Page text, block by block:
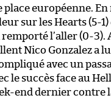
place européenne.
sur les Hearts (5-
l’aller (0-3).
Nico Gonzalez a
avec un
le succès face au
end dernier contre